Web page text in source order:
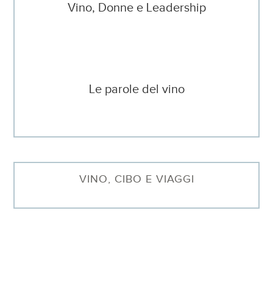
Vino, Donne e Leadership
Le parole del vino
VINO, CIBO E VIAGGI